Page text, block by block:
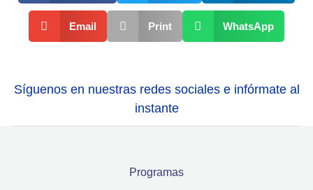
Email Print WhatsApp
Síguenos en nuestras redes sociales e infórmate al
instante
Programas